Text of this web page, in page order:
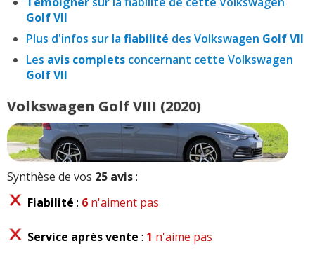
Golf VII
Plus d'infos sur la fiabilité des Volkswagen Golf VII
Les avis complets concernant cette Volkswagen
Golf VII
Volkswagen Golf VIII (2020)
Synthèse de vos 25 avis:
Fiabilité : 6 n'aiment pas
Service après vente : 1 n'aime pas